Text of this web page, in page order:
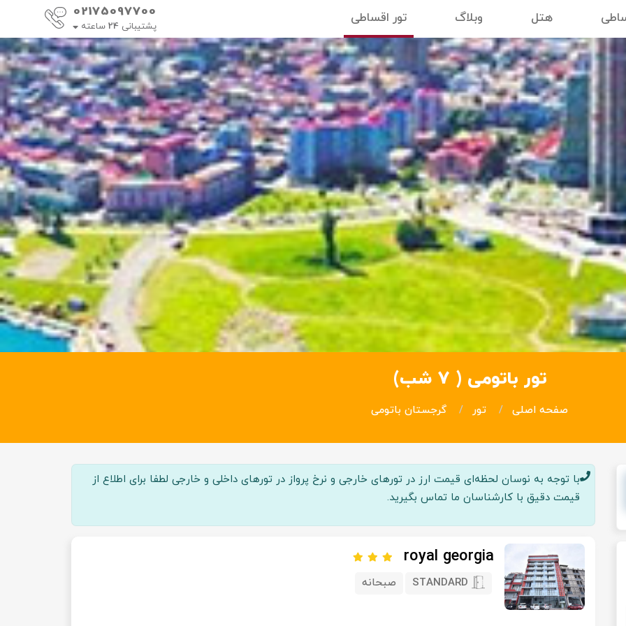
هتل وبلاگ تور اقساطی 02175097700
پشتیبانی 24 ساعته
تور باتومی ( 7 شب)
صفحه اصلی تور گرجستان باتومی
با توجه به نوسان لحظه‌ای قیمت ارز در تور‌های خارجی و نرخ پرواز در تور‌های داخلی و خارجی لطفا برای اطلاع از
قیمت دقیق با کارشناسان ما تماس بگیرید.
royal georgia
STANDARD صبحانه